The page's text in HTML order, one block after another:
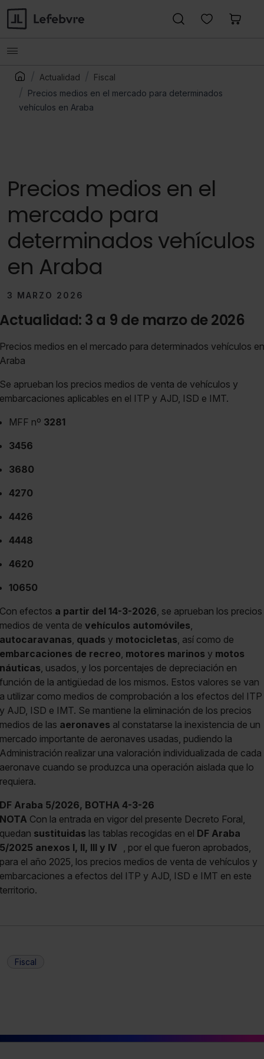
Actualidad
Fiscal
Precios medios en el mercado para determinados
vehículos en Araba
Precios medios en el
mercado para
determinados vehículos
en Araba
3 MARZO 2026
Actualidad: 3 a 9 de marzo de 2026
Precios medios en el mercado para determinados vehículos en
Araba
Se aprueban los precios medios de venta de vehículos y
embarcaciones aplicables en el ITP y AJD, ISD e IMT.
MFF nº 3281
3456
3680
4270
4426
4448
4620
10650
Con efectos a partir del 14-3-2026, se aprueban los precios
medios de venta de vehículos automóviles,
autocaravanas, quads y motocicletas, así como de
embarcaciones de recreo, motores marinos y motos
náuticas, usados, y los porcentajes de depreciación en
función de la antigüedad de los mismos. Estos valores se van
a utilizar como medios de comprobación a los efectos del ITP
y AJD, ISD e IMT. Se mantiene la eliminación de los precios
medios de las aeronaves al constatarse la inexistencia de un
mercado importante de aeronaves usadas, pudiendo la
Administración realizar una valoración individualizada de cada
aeronave cuando se produzca una operación aislada que lo
requiera.
DF Araba 5/2026, BOTHA 4-3-26
NOTA Con la entrada en vigor del presente Decreto Foral,
quedan sustituidas las tablas recogidas en el DF Araba
5/2025 anexos I, II, III y IV , por el que fueron aprobados,
para el año 2025, los precios medios de venta de vehículos y
embarcaciones a efectos del ITP y AJD, ISD e IMT en este
territorio.
Fiscal